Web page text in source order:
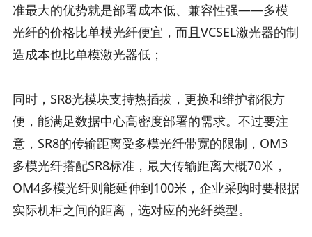
准最大的优势就是部署成本低、兼容性强——多模
光纤的价格比单模光纤便宜，而且VCSEL激光器的制
造成本也比单模激光器低；
同时，SR8光模块支持热插拔，更换和维护都很方
便，能满足数据中心高密度部署的需求。不过要注
意，SR8的传输距离受多模光纤带宽的限制，OM3
多模光纤搭配SR8标准，最大传输距离大概70米，
OM4多模光纤则能延伸到100米，企业采购时要根据
实际机柜之间的距离，选对应的光纤类型。​